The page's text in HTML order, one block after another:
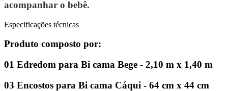
acompanhar o bebê.
Especificações técnicas
Produto composto por:
01 Edredom para Bi cama Bege - 2,10 m x 1,40 m
03 Encostos para Bi cama Cáqui - 64 cm x 44 cm